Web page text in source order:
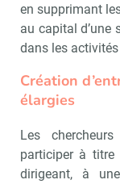
en supprimant
au capital d’une
dans les
Création
élargies
Les
participer à titre
dirigeant, à